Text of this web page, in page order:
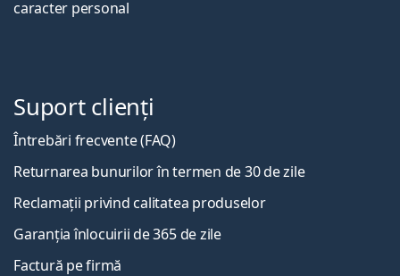
caracter personal
Suport clienți
Întrebări frecvente (FAQ)
Returnarea bunurilor în termen de 30 de zile
Reclamații privind calitatea produselor
Garanția înlocuirii de 365 de zile
Factură pe firmă